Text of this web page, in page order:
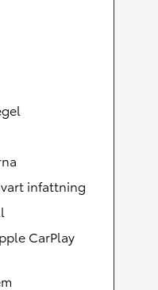
infattning
CarPlay